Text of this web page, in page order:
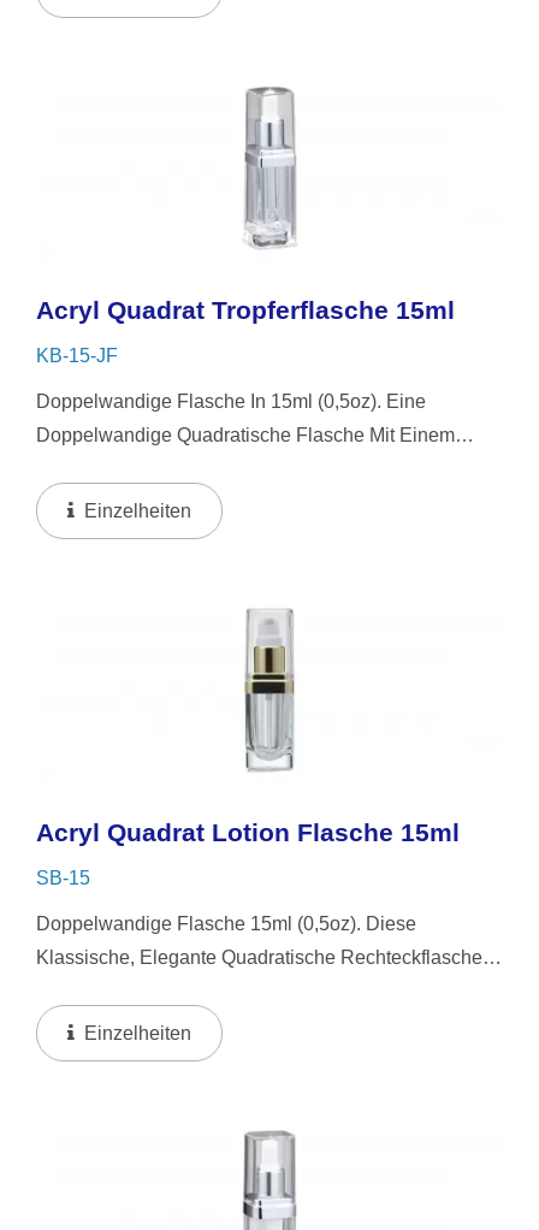
Haltbarkeit Und Eleganz Für...
Acryl Quadrat Tropferflasche 15ml
KB-15-JF
Doppelwandige Flasche In 15ml (0,5oz). Eine
Doppelwandige Quadratische Flasche Mit Einem
Überdeckel. Dieses Quadratische Flaschendesign Ist
Einfach Zu Bedienen,...
Einzelheiten
Acryl Quadrat Lotion Flasche 15ml
SB-15
Doppelwandige Flasche 15ml (0,5oz). Diese
Klassische, Elegante Quadratische Rechteckflasche
Verbesserte Haltbarkeit. Anpassbar, Um Den
Einzigartigen Stil Ihrer...
Einzelheiten